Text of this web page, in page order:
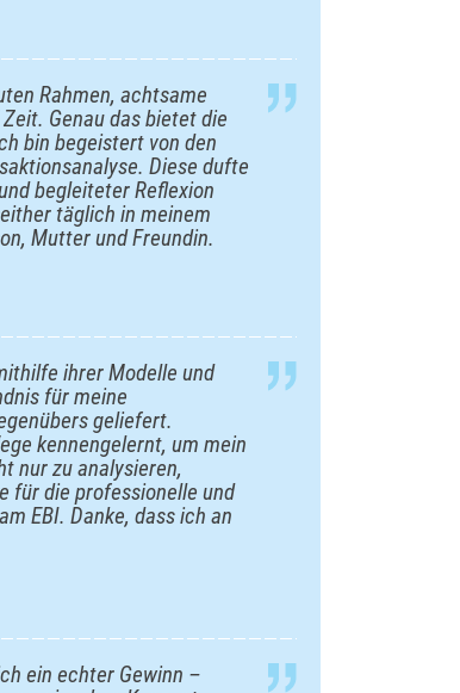
Rahmen, achtsame
Genau das bietet die
bin begeistert von den
Diese dufte
begleiteter Reflexion
täglich in meinem
Mutter und Freundin.
ihrer Modelle und
für meine
geliefert.
kennengelernt, um mein
nur zu analysieren,
für die professionelle und
EBI. Danke, dass ich an
ein echter Gewinn –